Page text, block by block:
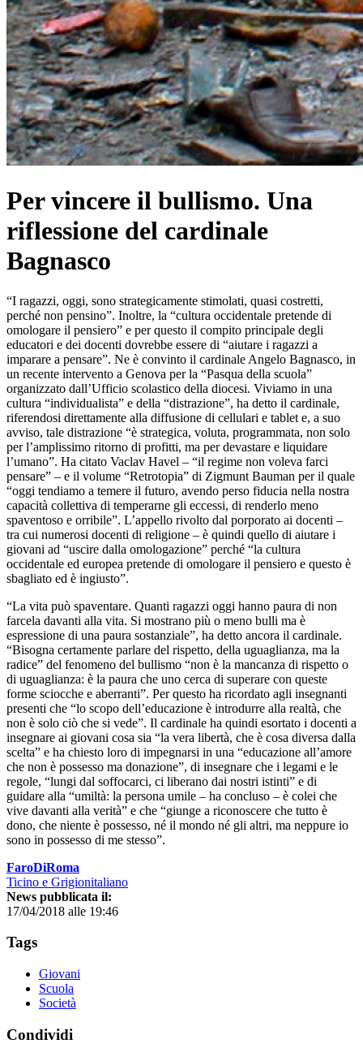
Per vincere il bullismo. Una
riflessione del cardinale
Bagnasco
“I ragazzi, oggi, sono strategicamente stimolati, quasi costretti,
perché non pensino”. Inoltre, la “cultura occidentale pretende di
omologare il pensiero” e per questo il compito principale degli
educatori e dei docenti dovrebbe essere di “aiutare i ragazzi a
imparare a pensare”. Ne è convinto il cardinale Angelo Bagnasco, in
un recente intervento a Genova per la “Pasqua della scuola”
organizzato dall’Ufficio scolastico della diocesi. Viviamo in una
cultura “individualista” e della “distrazione”, ha detto il cardinale,
riferendosi direttamente alla diffusione di cellulari e tablet e, a suo
avviso, tale distrazione “è strategica, voluta, programmata, non solo
per l’amplissimo ritorno di profitti, ma per devastare e liquidare
l’umano”. Ha citato Vaclav Havel – “il regime non voleva farci
pensare” – e il volume “Retrotopia” di Zigmunt Bauman per il quale
“oggi tendiamo a temere il futuro, avendo perso fiducia nella nostra
capacità collettiva di temperarne gli eccessi, di renderlo meno
spaventoso e orribile”. L’appello rivolto dal porporato ai docenti –
tra cui numerosi docenti di religione – è quindi quello di aiutare i
giovani ad “uscire dalla omologazione” perché “la cultura
occidentale ed europea pretende di omologare il pensiero e questo è
sbagliato ed è ingiusto”.
“La vita può spaventare. Quanti ragazzi oggi hanno paura di non
farcela davanti alla vita. Si mostrano più o meno bulli ma è
espressione di una paura sostanziale”, ha detto ancora il cardinale.
“Bisogna certamente parlare del rispetto, della uguaglianza, ma la
radice” del fenomeno del bullismo “non è la mancanza di rispetto o
di uguaglianza: è la paura che uno cerca di superare con queste
forme sciocche e aberranti”. Per questo ha ricordato agli insegnanti
presenti che “lo scopo dell’educazione è introdurre alla realtà, che
non è solo ciò che si vede”. Il cardinale ha quindi esortato i docenti a
insegnare ai giovani cosa sia “la vera libertà, che è cosa diversa dalla
scelta” e ha chiesto loro di impegnarsi in una “educazione all’amore
che non è possesso ma donazione”, di insegnare che i legami e le
regole, “lungi dal soffocarci, ci liberano dai nostri istinti” e di
guidare alla “umiltà: la persona umile – ha concluso – è colei che
vive davanti alla verità” e che “giunge a riconoscere che tutto è
dono, che niente è possesso, né il mondo né gli altri, ma neppure io
sono in possesso di me stesso”.
FaroDiRoma
Ticino e Grigionitaliano
News pubblicata il:
17/04/2018 alle 19:46
Tags
Giovani
Scuola
Società
Condividi